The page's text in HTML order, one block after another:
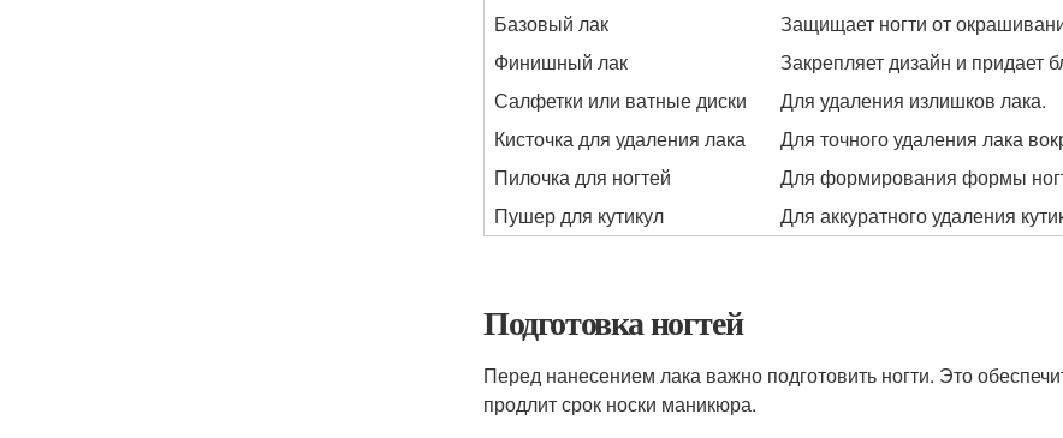
Базовый лак
Защищает ногти от
Финишный лак
Закрепляет дизайн и придает
Салфетки или ватные диски
Для удаления излишков лака.
Кисточка для удаления лака
Для точного удаления лака
Пилочка для ногтей
Для формирования формы
Пушер для кутикул
Для аккуратного удаления
Подготовка ногтей
Перед нанесением лака важно подготовить ногти. Это
продлит срок носки маникюра.